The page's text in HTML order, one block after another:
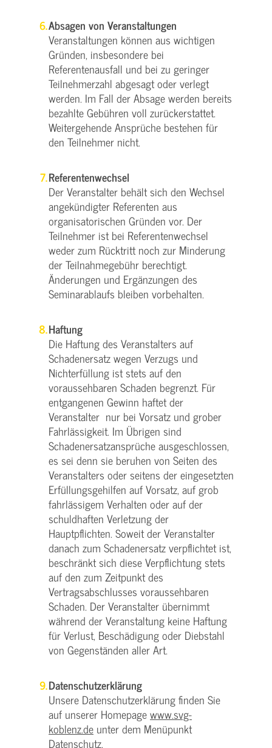
Absagen von Veranstaltungen
Veranstaltungen können aus wichtigen
Gründen, insbesondere bei
Referentenausfall und bei zu geringer
Teilnehmerzahl abgesagt oder verlegt
werden. Im Fall der Absage werden bereits
bezahlte Gebühren voll zurückerstattet.
Weitergehende Ansprüche bestehen für
den Teilnehmer nicht.
Referentenwechsel
Der Veranstalter behält sich den Wechsel
angekündigter Referenten aus
organisatorischen Gründen vor. Der
Teilnehmer ist bei Referentenwechsel
weder zum Rücktritt noch zur Minderung
der Teilnahmegebühr berechtigt.
Änderungen und Ergänzungen des
Seminarablaufs bleiben vorbehalten.
Haftung
Die Haftung des Veranstalters auf
Schadenersatz wegen Verzugs und
Nichterfüllung ist stets auf den
voraussehbaren Schaden begrenzt. Für
entgangenen Gewinn haftet der
Veranstalter nur bei Vorsatz und grober
Fahrlässigkeit. Im Übrigen sind
Schadenersatzansprüche ausgeschlossen,
es sei denn sie beruhen von Seiten des
Veranstalters oder seitens der eingesetzten
Erfüllungsgehilfen auf Vorsatz, auf grob
fahrlässigem Verhalten oder auf der
schuldhaften Verletzung der
Hauptpflichten. Soweit der Veranstalter
danach zum Schadenersatz verpflichtet ist,
beschränkt sich diese Verpflichtung stets
auf den zum Zeitpunkt des
Vertragsabschlusses voraussehbaren
Schaden. Der Veranstalter übernimmt
während der Veranstaltung keine Haftung
für Verlust, Beschädigung oder Diebstahl
von Gegenständen aller Art.
Datenschutzerklärung
Unsere Datenschutzerklärung finden Sie
auf unserer Homepagewww.svg-
koblenz.de unter dem Menüpunkt
Datenschutz.